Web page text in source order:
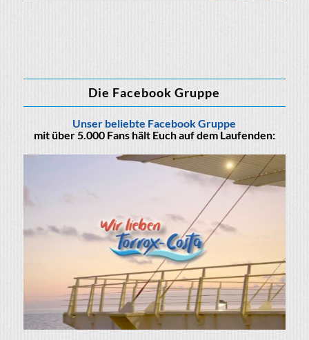
Die Facebook Gruppe
Unser beliebte Facebook Gruppe
mit über 5.000 Fans hält Euch auf dem Laufenden: